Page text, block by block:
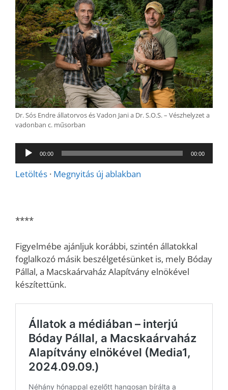
Dr. Sós Endre állatorvos és Vadon Jani a Dr. S.O.S. – Vészhelyzet a
vadonban c. műsorban
Audió
lejátszó
00:00 00:00
Letöltés · Megnyitás új ablakban
****
Figyelmébe ajánljuk korábbi, szintén állatokkal
foglalkozó másik beszélgetésünket is, mely Bóday
Pállal, a Macskaárvaház Alapítvány elnökével
készítettünk.